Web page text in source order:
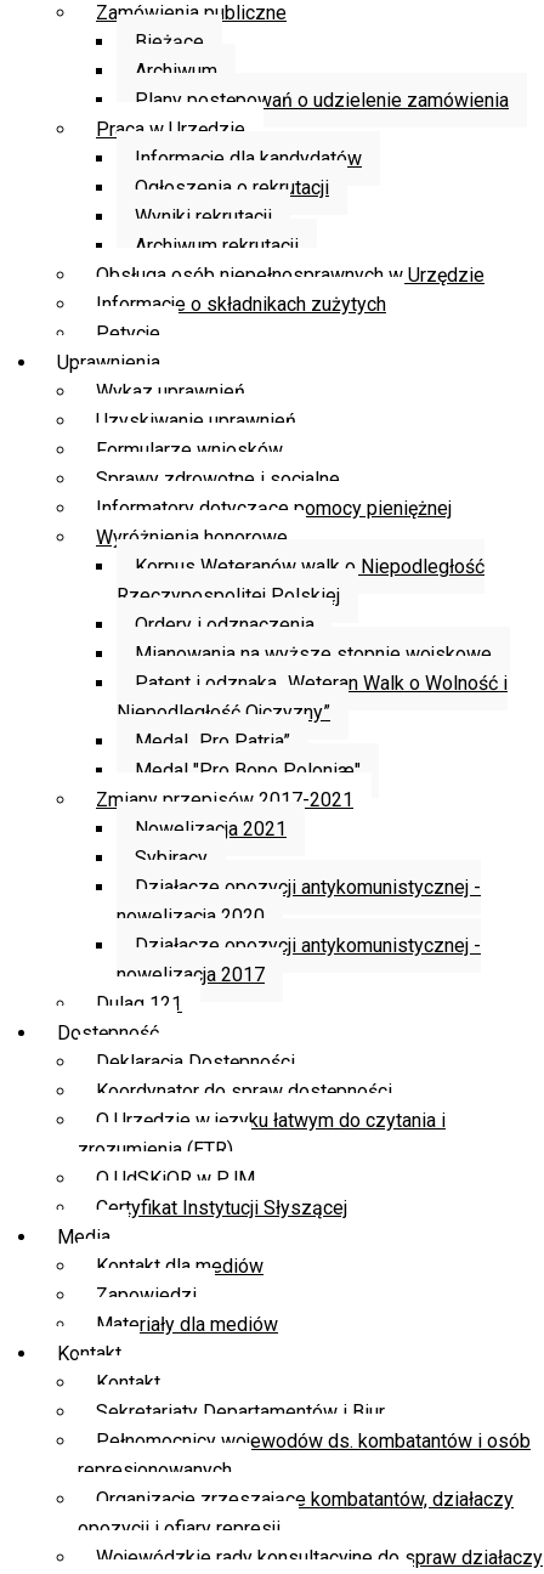
Zamówienia publiczne
Bieżące
Archiwum
Plany postępowań o udzielenie zamówienia
Praca w Urzędzie
Informacje dla kandydatów
Ogłoszenia o rekrutacji
Wyniki rekrutacji
Archiwum rekrutacji
Obsługa osób niepełnosprawnych w Urzędzie
Informacje o składnikach zużytych
Petycje
Uprawnienia
Wykaz uprawnień
Uzyskiwanie uprawnień
Formularze wniosków
Sprawy zdrowotne i socjalne
Informatory dotyczące pomocy pieniężnej
Wyróżnienia honorowe
Korpus Weteranów walk o Niepodległość
Rzeczypospolitej Polskiej
Ordery i odznaczenia
Mianowania na wyższe stopnie wojskowe
Patent i odznaka „Weteran Walk o Wolność i
Niepodległość Ojczyzny”
Medal „Pro Patria”
Medal "Pro Bono Poloniæ"
Zmiany przepisów 2017-2021
Nowelizacja 2021
Sybiracy
Działacze opozycji antykomunistycznej -
nowelizacja 2020
Działacze opozycji antykomunistycznej -
nowelizacja 2017
Dulag 121
Dostępność
Deklaracja Dostępności
Koordynator do spraw dostępności
O Urzędzie w języku łatwym do czytania i
zrozumienia (ETR)
O UdSKiOR w PJM
Certyfikat Instytucji Słyszącej
Media
Kontakt dla mediów
Zapowiedzi
Materiały dla mediów
Kontakt
Kontakt
Sekretariaty Departamentów i Biur
Pełnomocnicy wojewodów ds. kombatantów i osób
represjonowanych
Organizacje zrzeszające kombatantów, działaczy
opozycji i ofiary represji
Wojewódzkie rady konsultacyjne do spraw działaczy